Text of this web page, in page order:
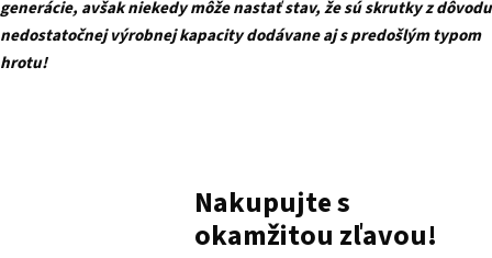
generácie, avšak niekedy môže nastať stav, že sú skrutky z dôvodu
nedostatočnej výrobnej kapacity dodávane aj s predošlým typom
hrotu!
Nakupujte s
okamžitou zľavou!